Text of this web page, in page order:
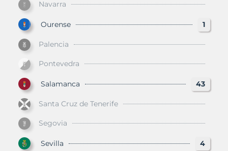
Navarra
Ourense 1
Palencia
Pontevedra
Salamanca 43
Santa Cruz de Tenerife
Segovia
Sevilla 4